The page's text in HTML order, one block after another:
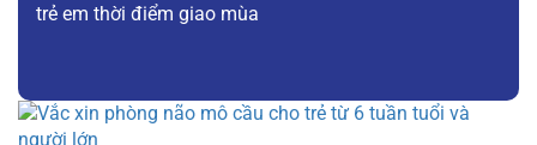
trẻ em thời điểm giao mùa